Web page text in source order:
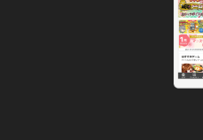
12
るように、gさんの島を訪れて「はくしゅ